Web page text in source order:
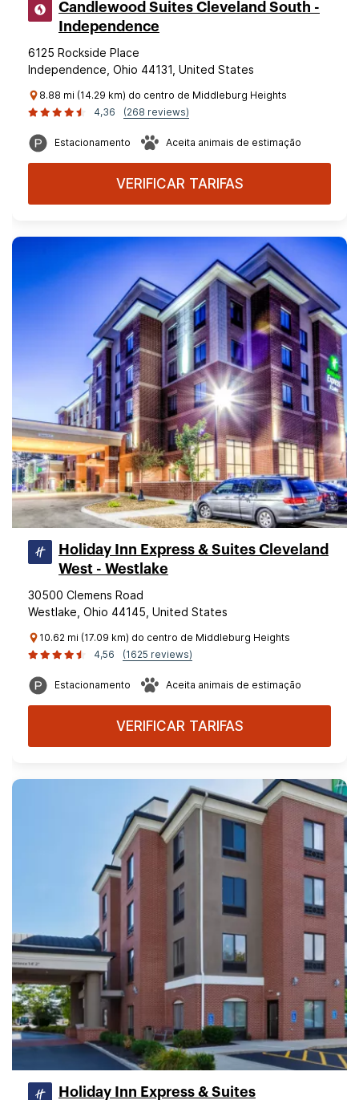
Candlewood Suites Cleveland South -
Independence
6125 Rockside Place
Independence, Ohio 44131, United States
8.88 mi (14.29 km) do centro de Middleburg Heights
4,36
(268 reviews)
Estacionamento Aceita animais de estimação
VERIFICAR TARIFAS
Holiday Inn Express & Suites Cleveland
West - Westlake
30500 Clemens Road
Westlake, Ohio 44145, United States
10.62 mi (17.09 km) do centro de Middleburg Heights
4,56
(1625 reviews)
Estacionamento Aceita animais de estimação
VERIFICAR TARIFAS
Holiday Inn Express & Suites